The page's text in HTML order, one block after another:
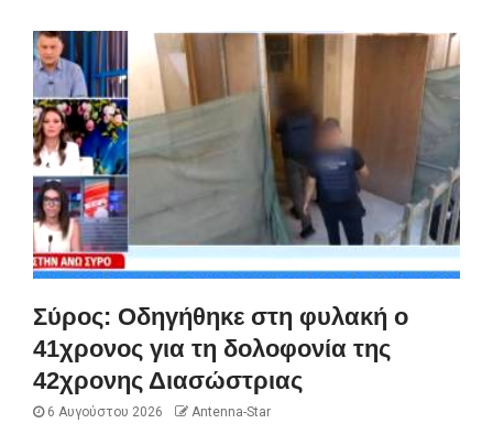
Σύρος: Οδηγήθηκε στη φυλακή ο
41χρονος για τη δολοφονία της
42χρονης Διασώστριας
6 Αυγούστου 2026 Antenna-Star